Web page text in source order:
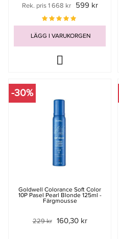
Rek. pris 1 668 kr 599 kr
LÄGG I VARUKORGEN
-30%
Goldwell Colorance Soft Color
10P Pasel Pearl Blonde 125ml -
Färgmousse
229 kr 160,30 kr